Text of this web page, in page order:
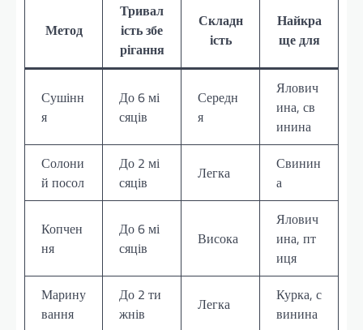
Метод
Тривал
ість збе
рігання
Складн
ість
Найкра
ще для
Сушінн
я
До 6 мі
сяців
Середн
я
Ялович
ина, св
инина
Солони
й посол
До 2 мі
сяців
Легка
Свинин
а
Копчен
ня
До 6 мі
сяців
Висока
Ялович
ина, пт
иця
Марину
вання
До 2 ти
жнів
Легка
Курка, с
винина